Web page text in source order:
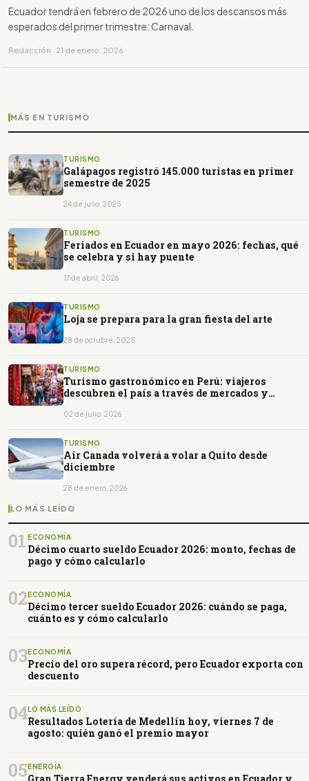
Ecuador tendrá en febrero de 2026 uno de los descansos más
esperados del primer trimestre: Carnaval.
Redacción · 21 de enero, 2026
MÁS EN TURISMO
TURISMO
Galápagos registró 145.000 turistas en primer
semestre de 2025
24 de julio, 2025
TURISMO
Feriados en Ecuador en mayo 2026: fechas, qué
se celebra y si hay puente
17 de abril, 2026
TURISMO
Loja se prepara para la gran fiesta del arte
28 de octubre, 2025
TURISMO
Turismo gastronómico en Perú: viajeros
descubren el país a través de mercados y
02 de julio, 2026
TURISMO
Air Canada volverá a volar a Quito desde
diciembre
28 de enero, 2026
LO MÁS LEÍDO
01 ECONOMÍA
Décimo cuarto sueldo Ecuador 2026: monto, fechas de
pago y cómo calcularlo
02 ECONOMÍA
Décimo tercer sueldo Ecuador 2026: cuándo se paga,
cuánto es y cómo calcularlo
03ECONOMÍA
Precio del oro supera récord, pero Ecuador exporta con
descuento
04LO MÁS LEÍDO
Resultados Lotería de Medellín hoy, viernes 7 de
agosto: quién ganó el premio mayor
05 ENERGÍA